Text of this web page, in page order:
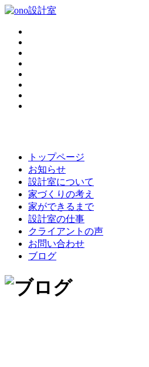
トップページ
お知らせ
設計室について
家づくりの考え
家ができるまで
設計室の仕事
クライアントの声
お問い合わせ
ブログ